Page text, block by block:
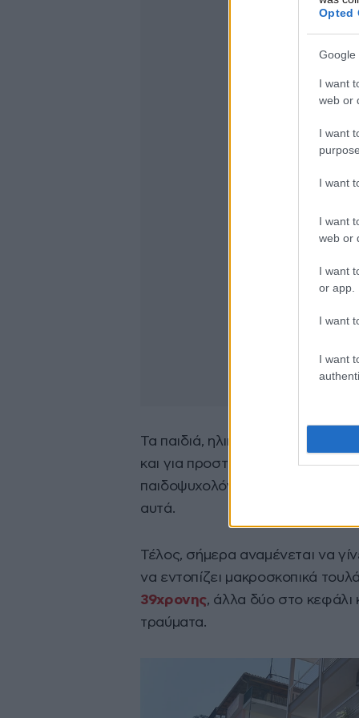
Opted
Google
I want
web or
I want
I want
I want
web or
I want
or app.
I want
I want
Τα παιδιά, ηλικίας 6 και 10
και για προστατευτική φύλαξη,
παιδοψυχολόγο που αναμένεται
αυτά.
Τέλος, σήμερα αναμένεται να
να εντοπίζει μακροσκοπικά
39χρονης, άλλα δύο στο κεφάλι
τραύματα.